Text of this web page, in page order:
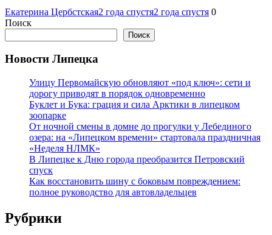
Екатерина Цербстская2 года спустя2 года спустя 0
Поиск
Поиск
Новости Липецка
Улицу Первомайскую обновляют «под ключ»: сети и
дорогу приводят в порядок одновременно
Буклет и Бука: грация и сила Арктики в липецком
зоопарке
От ночной смены в домне до прогулки у Лебединого
озера: на «Липецком времени» стартовала праздничная
«Неделя НЛМК»
В Липецке к Дню города преобразится Петровский
спуск
Как восстановить шину с боковым повреждением:
полное руководство для автовладельцев
Рубрики